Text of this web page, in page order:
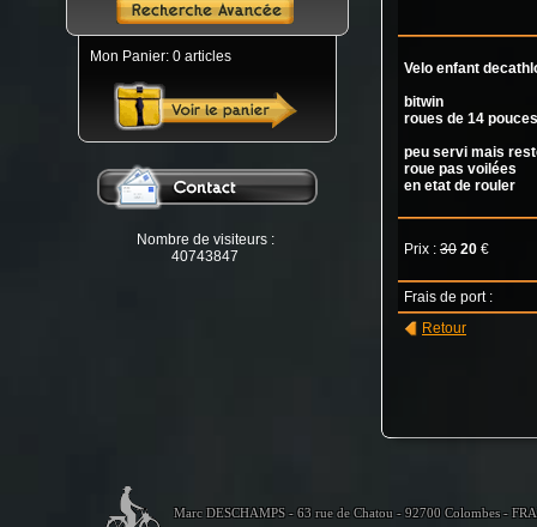
Mon Panier: 0 articles
Nombre de visiteurs :
40743847
Velo enfant
bitwin
roues de 14 pouces
peu servi mais
roue pas voilées
en etat de rouler
Prix : 30 20 €
Frais de port :
Retour
Marc DESCHAMPS - 63 rue de Chatou - 92700 Colombes -